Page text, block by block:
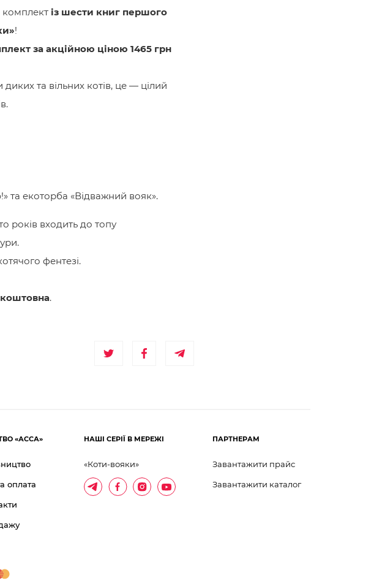
комплект із шести книг першого
!
за акційною ціною 1465 грн
та вільних котів, це — цілий
екоторба «Відважний вояк».
років входить до топу
фентезі.
.
«АССА»
оплата
НАШІ СЕРІЇ В МЕРЕЖІ
«Коти-вояки»
ПАРТНЕРАМ
Завантажити прайс
Завантажити каталог